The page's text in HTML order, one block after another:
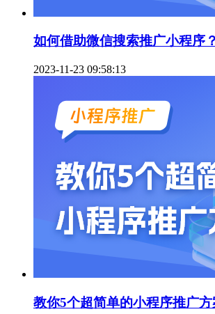
如何借助微信搜索推广小程序？
2023-11-23 09:58:13
教你5个超简单的小程序推广方